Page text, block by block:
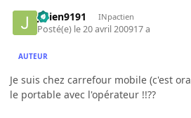
julien9191 INpactien
Posté(e) le 20 avril 200917 a
AUTEUR
Je suis chez carrefour mobile (c'est
le portable avec l'opérateur !!??